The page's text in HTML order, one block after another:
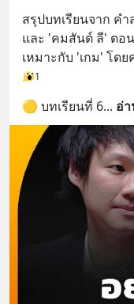
สรุปบทเรียนจาก ค
และ 'คมสันต์ ลี' ตอ
เหมาะกับ 'เกม' โด
1
🟡 บทเรียนที่ 6... อ่